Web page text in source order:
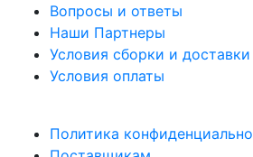
Вопросы и ответы
Наши Партнеры
Условия сборки и доставки
Условия оплаты
Политика